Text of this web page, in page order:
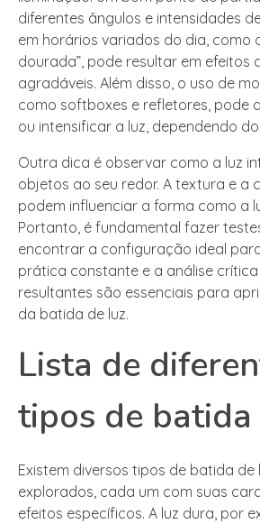
diferentes ângulos e intensidades
em horários variados do dia, como
dourada”, pode resultar em efeitos
agradáveis. Além disso, o uso de
como softboxes e refletores, pode
ou intensificar a luz, dependendo
Outra dica é observar como a luz
objetos ao seu redor. A textura e a
podem influenciar a forma como a
Portanto, é fundamental fazer
encontrar a configuração ideal
prática constante e a análise
resultantes são essenciais para
da batida de luz.
Lista de
tipos de
Existem diversos tipos de batida de
explorados, cada um com suas
efeitos específicos. A luz dura, por